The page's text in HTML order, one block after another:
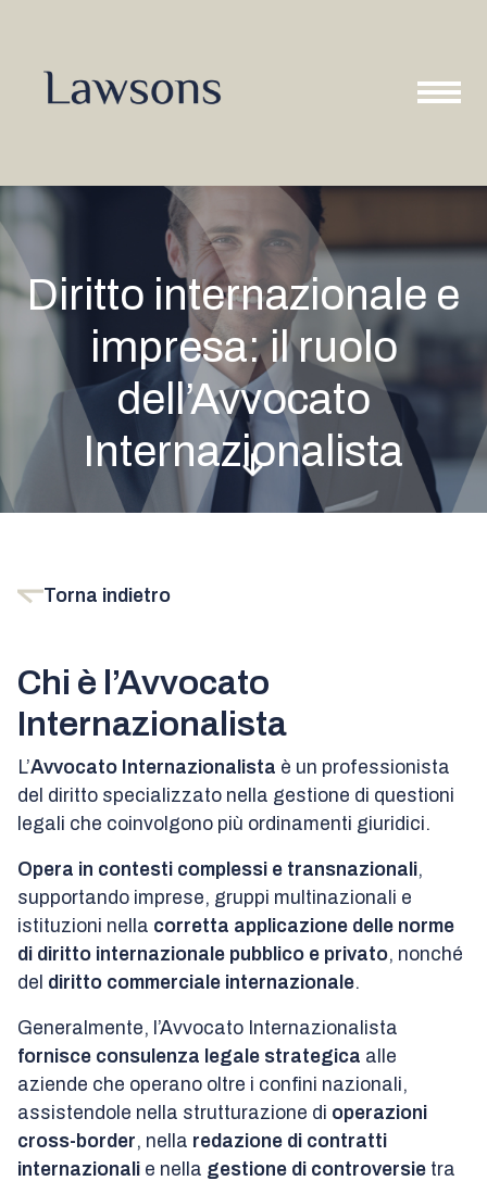
Diritto internazionale e
impresa: il ruolo
dell’Avvocato
Internazionalista
Torna indietro
Chi è l’Avvocato
Internazionalista
L’Avvocato Internazionalista è un professionista
del diritto specializzato nella gestione di questioni
legali che coinvolgono più ordinamenti giuridici.
Opera in contesti complessi e transnazionali,
supportando imprese, gruppi multinazionali e
istituzioni nella corretta applicazione delle norme
di diritto internazionale pubblico e privato, nonché
del diritto commerciale internazionale.
Generalmente, l’Avvocato Internazionalista
fornisce consulenza legale strategica alle
aziende che operano oltre i confini nazionali,
assistendole nella strutturazione di operazioni
cross-border, nella redazione di contratti
internazionali e nella gestione di controversie tra